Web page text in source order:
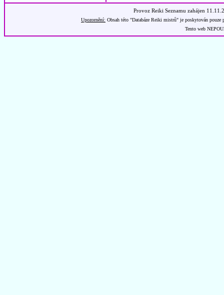
Provoz Reiki Seznamu zahájen
Upozornění: Obsah této "Databáze Reiki mistrů" je poskytován
Tento web